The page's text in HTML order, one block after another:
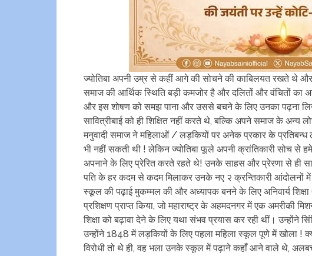
ज्योतिबा अपनी उम्र से कहीं आगे की सोचने की काबिलयत रखते
समाज की आर्थिक स्थिति बड़ी कमजोर है और दलितों और वंचितों का
और इस शोषण को समझ पाना और उससे बचने के लिए उनका पढ़ना
सावित्रीबाई को ही शिक्षित नहीं करते थे, बल्कि अपने समाज के अन्य
मनुवादी समाज ने महिलाओं / लड़कियों पर अनेक प्रकार के
भी नहीं सकती थी ! लेकिन ज्योतिबा फूले अपनी क्रांतिकारी सोच से
अपनाने के लिए प्रेरित करते रहते थे! उनके साहस और प्रेरणा से ही
पति के हर कदम से कदम मिलाकर उनके नए २ क्रन्तिकारी आंदोलनों में
स्कूल की पढ़ाई मुकम्मल की और अध्यापक बनने के लिए अनिवार्य शिक्षा
प्रशिक्षण प्राप्त किया, जो महाराष्ट्र के अहमदनगर में एक अमरीकी
शिक्षा को बढ़ावा देने के लिए यथा संभव प्रयास कर रही थीं। उन्होंने
उन्होंने 1848 में लड़कियों के लिए पहला महिला स्कूल पूणे में खोला !
विरोधी तो थे ही, वह भला उनके स्कूल में पढ़ाने कहाँ आने वाले थे,